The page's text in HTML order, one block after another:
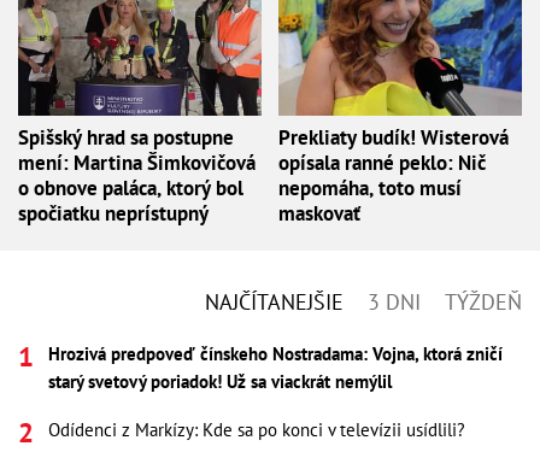
Spišský hrad sa postupne
mení: Martina Šimkovičová
o obnove paláca, ktorý bol
spočiatku neprístupný
Prekliaty budík! Wisterová
opísala ranné peklo: Nič
nepomáha, toto musí
maskovať
NAJČÍTANEJŠIE 3 DNI TÝŽDEŇ
Hrozivá predpoveď čínskeho Nostradama: Vojna, ktorá zničí
starý svetový poriadok! Už sa viackrát nemýlil
Odídenci z Markízy: Kde sa po konci v televízii usídlili?